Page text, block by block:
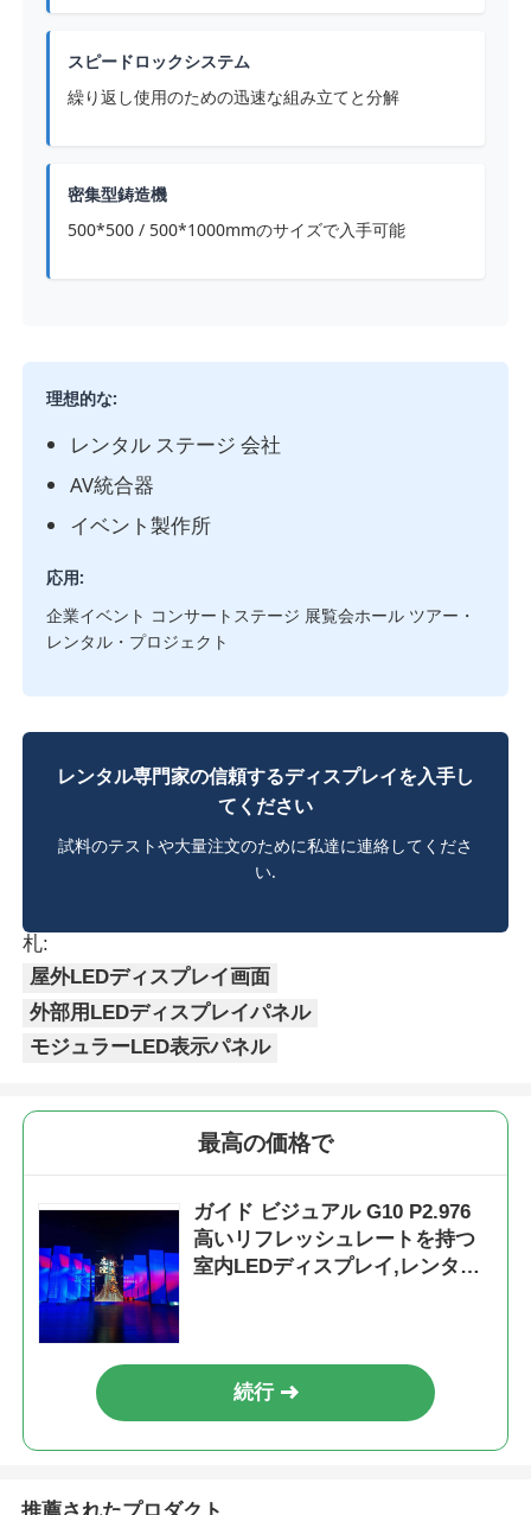
スピードロックシステム
繰り返し使用のための迅速な組み立てと分解
密集型鋳造機
500*500 / 500*1000mmのサイズで入手可能
理想的な:
レンタル ステージ 会社
AV統合器
イベント製作所
応用:
企業イベント コンサートステージ 展覧会ホール ツアー・
レンタル・プロジェクト
レンタル専門家の信頼するディスプレイを入手し
てください
試料のテストや大量注文のために私達に連絡してくださ
い.
札:
屋外LEDディスプレイ画面
外部用LEDディスプレイパネル
モジュラーLED表示パネル
最高の価格で
ガイド ビジュアル G10 P2.976
高いリフレッシュレートを持つ
室内LEDディスプレイ,レンタル
続行